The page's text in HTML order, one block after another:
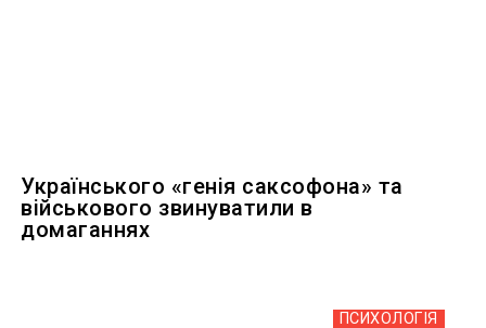
Українського «генія саксофона» та
військового звинуватили в
домаганнях
ПСИХОЛОГІЯ